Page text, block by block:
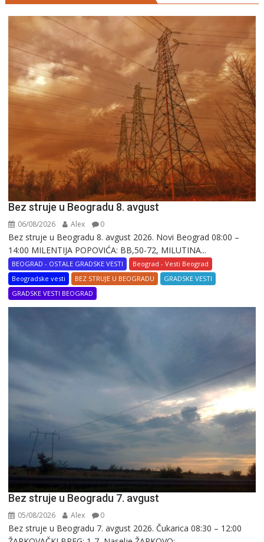
Bez struje u Beogradu 8. avgust
06/08/2026 Alex 0
Bez struje u Beogradu 8. avgust 2026. Novi Beograd 08:00 –
14:00 MILENTIJA POPOVIĆA: BB,50-72, MILUTINA...
BEOGRAD - OSTALE GRADSKE VESTI
Beograd - Vesti Beograd
Beogradske vesti
BEZ STRUJE U BEOGRADU
GRADSKE VESTI
GRADSKE VESTI BEOGRAD
Bez struje u Beogradu 7. avgust
05/08/2026 Alex 0
Bez struje u Beogradu 7. avgust 2026. Čukarica 08:30 – 12:00